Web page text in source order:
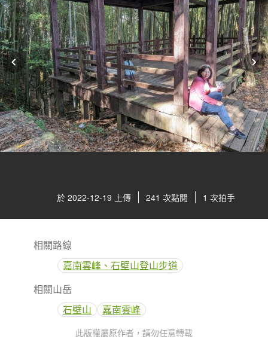
於 2022-12-19 上傳 241 次點閱 1 次拍手
相關路線
嘉南雲峰、石壁山登山步道
相關山岳
石壁山
嘉南雲峰
此版權屬原作者，請勿任意轉載